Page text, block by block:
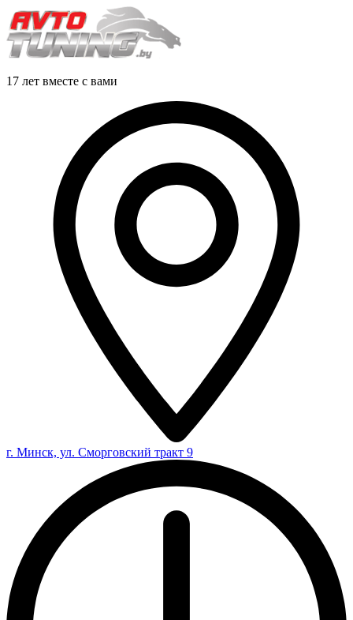
17 лет вместе с вами
г. Минск, ул. Сморговский тракт 9